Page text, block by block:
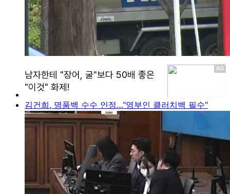
김건희, 명품백 수수 인정…"영부인 클러치백 필수"